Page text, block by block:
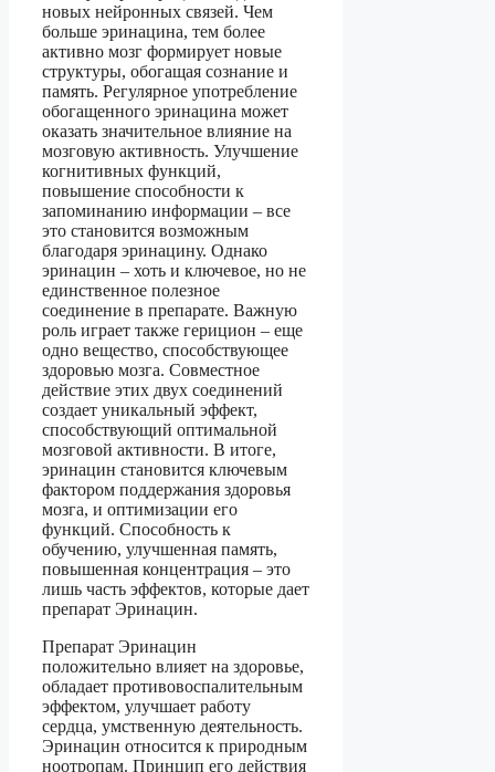
новых нейронных связей. Чем
больше эринацина, тем более
активно мозг формирует новые
структуры, обогащая сознание и
память. Регулярное употребление
обогащенного эринацина может
оказать значительное влияние на
мозговую активность. Улучшение
когнитивных функций,
повышение способности к
запоминанию информации – все
это становится возможным
благодаря эринацину. Однако
эринацин – хоть и ключевое, но не
единственное полезное
соединение в препарате. Важную
роль играет также герицион – еще
одно вещество, способствующее
здоровью мозга. Совместное
действие этих двух соединений
создает уникальный эффект,
способствующий оптимальной
мозговой активности. В итоге,
эринацин становится ключевым
фактором поддержания здоровья
мозга, и оптимизации его
функций. Способность к
обучению, улучшенная память,
повышенная концентрация – это
лишь часть эффектов, которые дает
препарат Эринацин.
Препарат Эринацин
положительно влияет на здоровье,
обладает противовоспалительным
эффектом, улучшает работу
сердца, умственную деятельность.
Эринацин относится к природным
ноотропам. Принцип его действия